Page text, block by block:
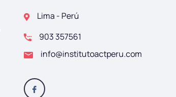
Lima - Perú
903 357561
info@institutoactperu.com